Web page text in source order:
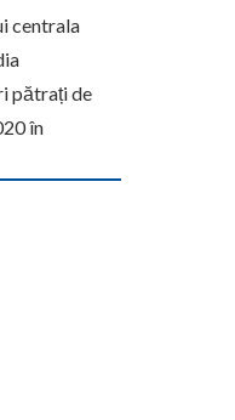
centrala
pătrați de
în